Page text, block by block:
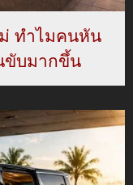
ทำไมคนหัน
ขับมากขึ้น